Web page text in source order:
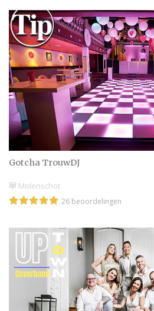
Gotcha TrouwDJ
Molenschot
26 beoordelingen